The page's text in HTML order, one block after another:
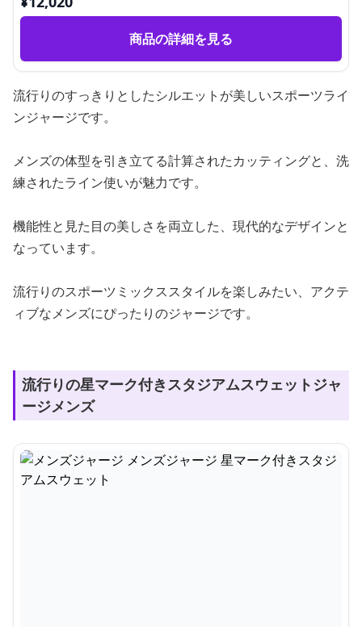
商品の詳細を見る
流行りのすっきりとしたシルエットが美しいスポーツライ
ンジャージです。
メンズの体型を引き立てる計算されたカッティングと、洗
練されたライン使いが魅力です。
機能性と見た目の美しさを両立した、現代的なデザインと
なっています。
流行りのスポーツミックススタイルを楽しみたい、アクテ
ィブなメンズにぴったりのジャージです。
流行りの星マーク付きスタジアムスウェットジャ
ージメンズ